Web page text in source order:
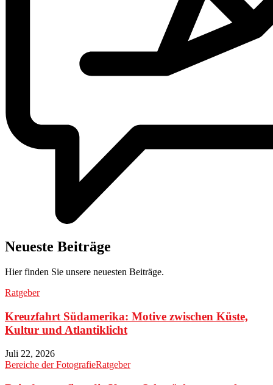
Neueste Beiträge
Hier finden Sie unsere neuesten Beiträge.
Ratgeber
Kreuzfahrt Südamerika: Motive zwischen Küste,
Kultur und Atlantiklicht
Juli 22, 2026
Bereiche der FotografieRatgeber